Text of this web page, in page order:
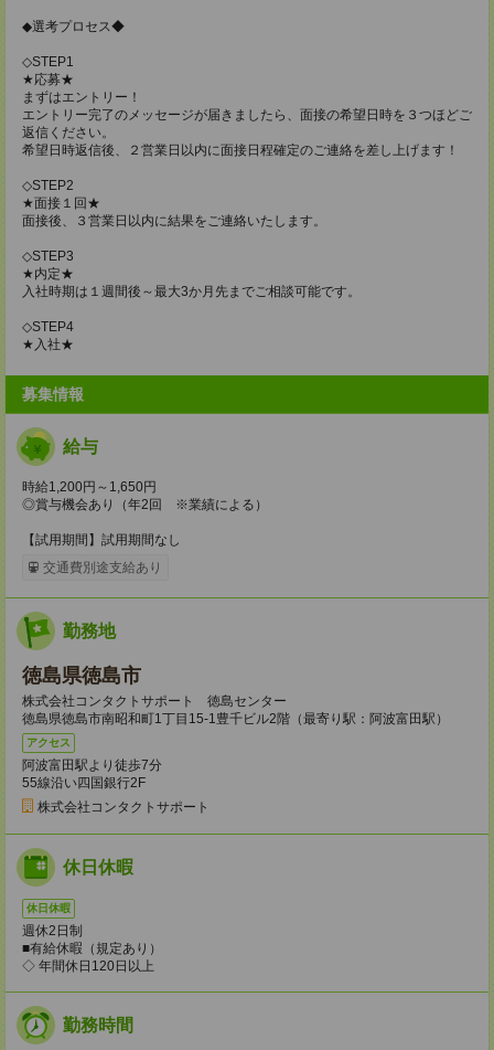
◆選考プロセス◆
◇STEP1
★応募★
まずはエントリー！
エントリー完了のメッセージが届きましたら、面接の希望日時を３つほどご
返信ください。
希望日時返信後、２営業日以内に面接日程確定のご連絡を差し上げます！
◇STEP2
★面接１回★
面接後、３営業日以内に結果をご連絡いたします。
◇STEP3
★内定★
入社時期は１週間後～最大3か月先までご相談可能です。
◇STEP4
★入社★
募集情報
給与
時給1,200円～1,650円
◎賞与機会あり（年2回 ※業績による）
【試用期間】試用期間なし
交通費別途支給あり
勤務地
徳島県徳島市
株式会社コンタクトサポート 徳島センター
徳島県徳島市南昭和町1丁目15-1豊千ビル2階（最寄り駅：阿波富田駅）
アクセス
阿波富田駅より徒歩7分
55線沿い四国銀行2F
株式会社コンタクトサポート
休日休暇
休日休暇
週休2日制
■有給休暇（規定あり）
◇ 年間休日120日以上
勤務時間